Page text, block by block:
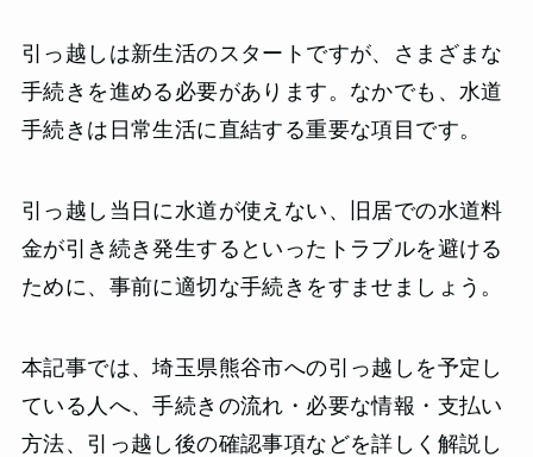
引っ越しは新生活のスタートですが、さまざまな
手続きを進める必要があります。なかでも、水道
手続きは日常生活に直結する重要な項目です。
引っ越し当日に水道が使えない、旧居での水道料
金が引き続き発生するといったトラブルを避ける
ために、事前に適切な手続きをすませましょう。
本記事では、埼玉県熊谷市への引っ越しを予定し
ている人へ、手続きの流れ・必要な情報・支払い
方法、引っ越し後の確認事項などを詳しく解説し